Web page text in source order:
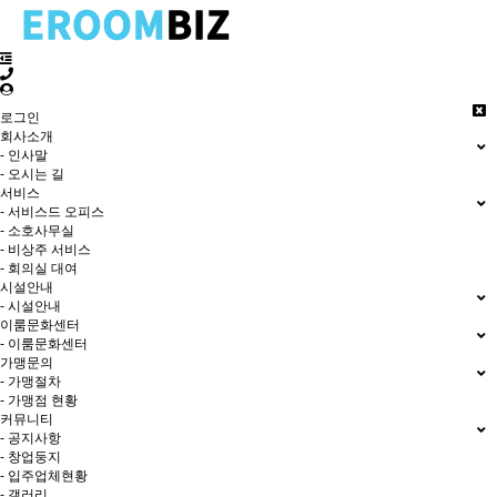
로그인
회사소개
- 인사말
- 오시는 길
서비스
- 서비스드 오피스
- 소호사무실
- 비상주 서비스
- 회의실 대여
시설안내
- 시설안내
이룸문화센터
- 이룸문화센터
가맹문의
- 가맹절차
- 가맹점 현황
커뮤니티
- 공지사항
- 창업둥지
- 입주업체현황